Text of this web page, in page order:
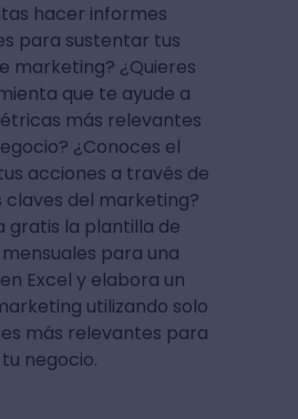
hacer informes
para sustentar tus
marketing? ¿Quieres
que te ayude a
más relevantes
¿Conoces el
acciones a través de
claves del marketing?
gratis la plantilla de
para una
Excel y elabora un
utilizando solo
más relevantes para
tu negocio.